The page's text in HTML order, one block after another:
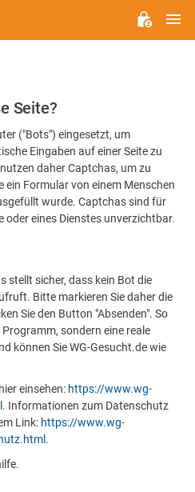
Seite?
("Bots") eingesetzt, um
Eingaben auf einer Seite zu
daher Captchas, um zu
ein Formular von einem Menschen
wurde. Captchas sind für
oder eines Dienstes unverzichtbar.
stellt sicher, dass kein Bot die
Bitte markieren Sie daher die
Sie den Button "Absenden". So
sondern eine reale
können Sie WG-Gesucht.de wie
einsehen: https://www.wg-
. Informationen zum Datenschutz
Link: https://www.wg-
.